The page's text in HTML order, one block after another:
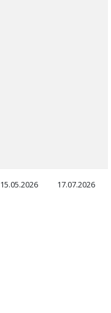
15.05.2026 17.07.2026